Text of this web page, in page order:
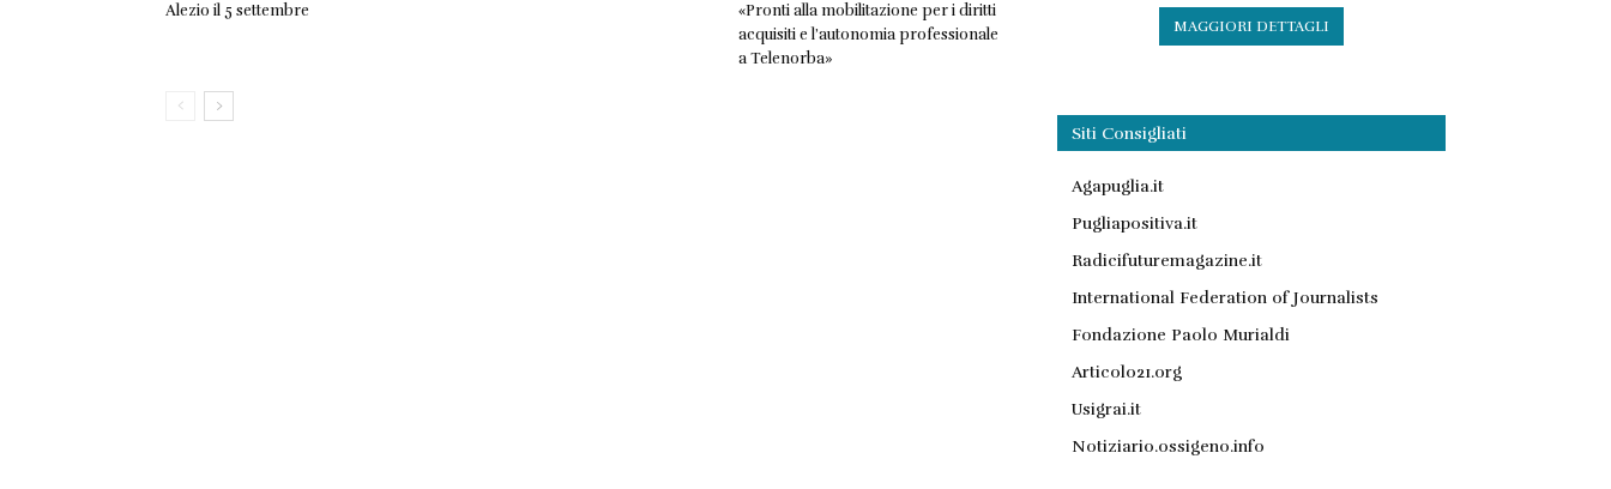
Alezio il 5 settembre
«Pronti alla mobilitazione per i diritti
acquisiti e l’autonomia professionale
a Telenorba»
MAGGIORI DETTAGLI
Siti Consigliati
Agapuglia.it
Pugliapositiva.it
Radicifuturemagazine.it
International Federation of Journalists
Fondazione Paolo Murialdi
Articolo21.org
Usigrai.it
Notiziario.ossigeno.info